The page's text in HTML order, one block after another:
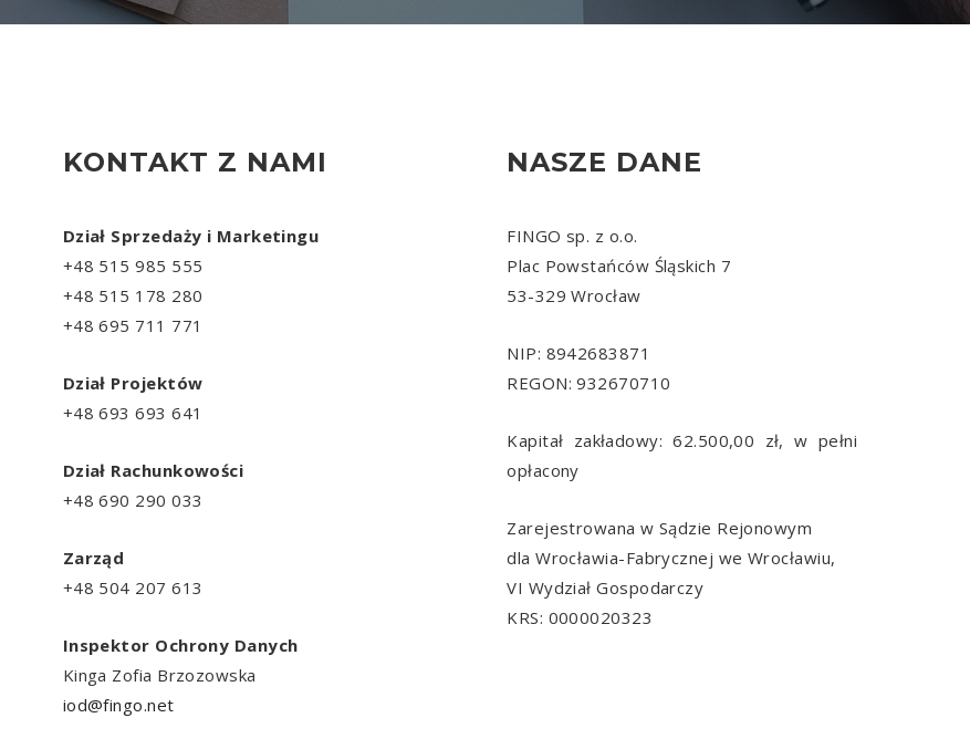
KONTAKT Z NAMI
Dział Sprzedaży i Marketingu
+48 515 985 555
+48 515 178 280
+48 695 711 771
Dział Projektów
+48 693 693 641
Dział Rachunkowości
+48 690 290 033
Zarząd
+48 504 207 613
Inspektor Ochrony Danych
Kinga Zofia Brzozowska
iod@fingo.net
NASZE DANE
FINGO sp. z o.o.
Plac Powstańców Śląskich 7
53-329 Wrocław
NIP: 8942683871
REGON: 932670710
Kapitał zakładowy: 62.500,00 zł, w pełni
opłacony
Zarejestrowana w Sądzie Rejonowym
dla Wrocławia-Fabrycznej we Wrocławiu,
VI Wydział Gospodarczy
KRS: 0000020323